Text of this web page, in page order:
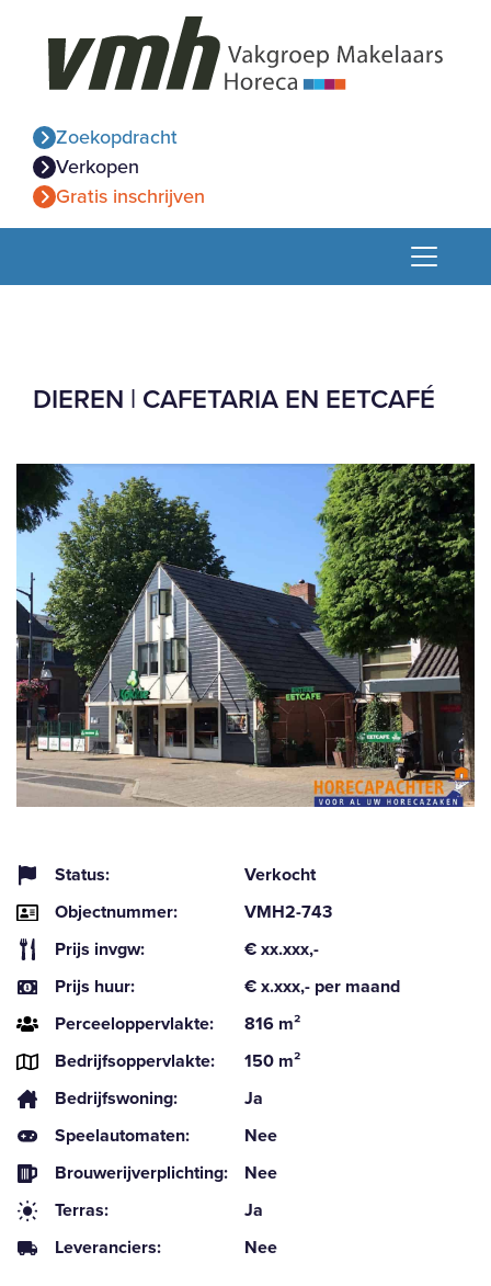
Zoekopdracht
Verkopen
Gratis inschrijven
DIEREN | CAFETARIA EN EETCAFÉ
Status:
Verkocht
Objectnummer:
VMH2-743
Prijs invgw:
€ xx.xxx,-
Prijs huur:
€ x.xxx,- per maand
Perceeloppervlakte:
816 m²
Bedrijfsoppervlakte:
150 m²
Bedrijfswoning:
Ja
Speelautomaten:
Nee
Brouwerijverplichting:
Nee
Terras:
Ja
Leveranciers:
Nee